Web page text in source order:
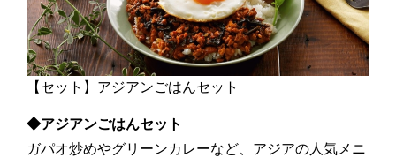
【セット】アジアンごはんセット
◆アジアンごはんセット
ガパオ炒めやグリーンカレーなど、アジアの人気メニ